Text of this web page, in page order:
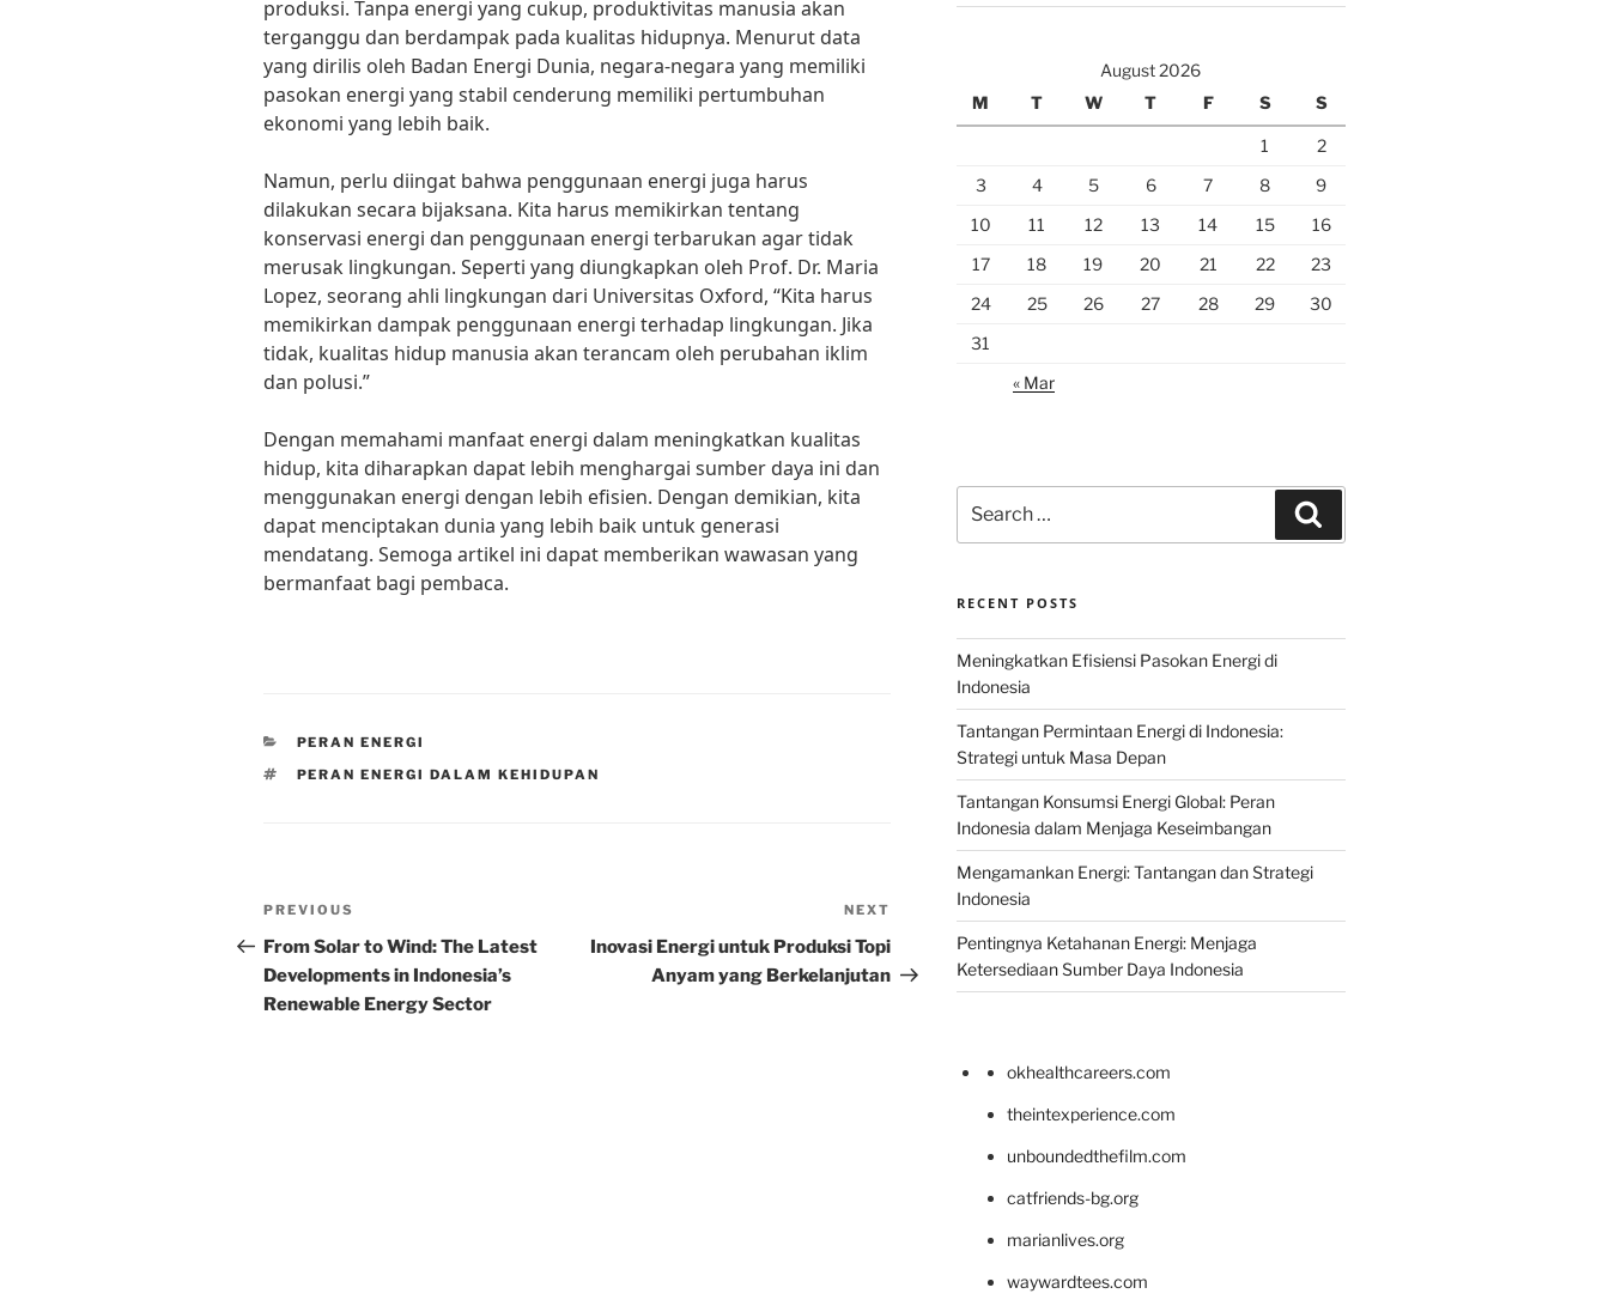
produksi. Tanpa energi yang cukup, produktivitas manusia akan
terganggu dan berdampak pada kualitas hidupnya. Menurut data
yang dirilis oleh Badan Energi Dunia, negara-negara yang memiliki
pasokan energi yang stabil cenderung memiliki pertumbuhan
ekonomi yang lebih baik.
Namun, perlu diingat bahwa penggunaan energi juga harus
dilakukan secara bijaksana. Kita harus memikirkan tentang
konservasi energi dan penggunaan energi terbarukan agar tidak
merusak lingkungan. Seperti yang diungkapkan oleh Prof. Dr. Maria
Lopez, seorang ahli lingkungan dari Universitas Oxford, “Kita harus
memikirkan dampak penggunaan energi terhadap lingkungan. Jika
tidak, kualitas hidup manusia akan terancam oleh perubahan iklim
dan polusi.”
Dengan memahami manfaat energi dalam meningkatkan kualitas
hidup, kita diharapkan dapat lebih menghargai sumber daya ini dan
menggunakan energi dengan lebih efisien. Dengan demikian, kita
dapat menciptakan dunia yang lebih baik untuk generasi
mendatang. Semoga artikel ini dapat memberikan wawasan yang
bermanfaat bagi pembaca.
CATEGORIES
PERAN ENERGI
TAGS
PERAN ENERGI DALAM KEHIDUPAN
Post
navigation
Previous
Post
PREVIOUS
From Solar to Wind: The Latest
Developments in Indonesia’s
Renewable Energy Sector
Post
NEXT
Inovasi Energi untuk Produksi Topi
Anyam yang Berkelanjutan
August 2026
M
T W T F S S
1
2
3
4 5 6 7 8
9
10
11 12 13 14 15
16
17
18 19 20 21 22
23
24
25 26 27 28 29
30
31
« Mar
for:
RECENT POSTS
Meningkatkan Efisiensi Pasokan Energi di
Indonesia
Tantangan Permintaan Energi di Indonesia:
Strategi untuk Masa Depan
Tantangan Konsumsi Energi Global: Peran
Indonesia dalam Menjaga Keseimbangan
Mengamankan Energi: Tantangan dan Strategi
Indonesia
Pentingnya Ketahanan Energi: Menjaga
Ketersediaan Sumber Daya Indonesia
okhealthcareers.com
theintexperience.com
unboundedthefilm.com
catfriends-bg.org
marianlives.org
waywardtees.com